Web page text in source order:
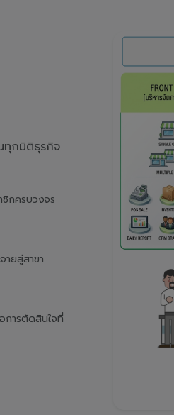
ทุกมิติธุรกิจ
ชิกครบวงจร
ายสู่สาขา
การตัดสินใจที่